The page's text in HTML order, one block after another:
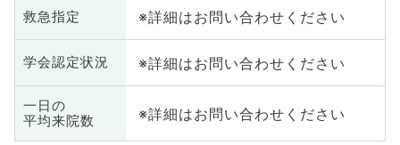
救急指定 ※詳細はお問い合わせください
学会認定状況 ※詳細はお問い合わせください
一日の
平均来院数
※詳細はお問い合わせください